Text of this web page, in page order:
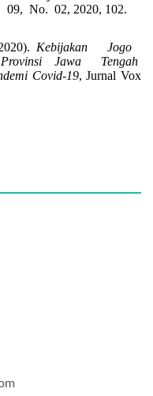
No. 02, 2020, 102.
Kebijakan Jogo
Jawa Tengah
Covid-19, Jurnal Vox